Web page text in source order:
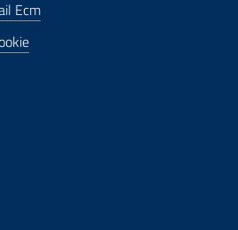
Ecm